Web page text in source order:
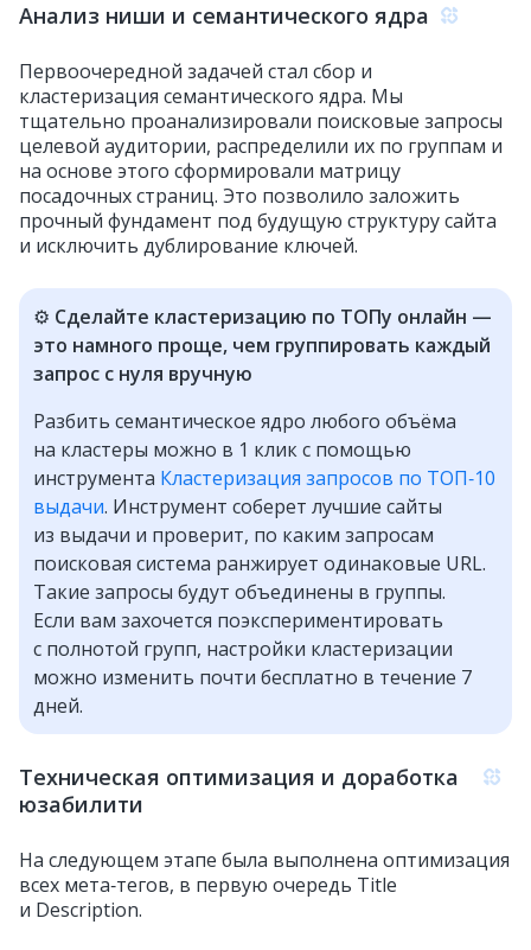
Анализ ниши и семантического ядра
Первоочередной задачей стал сбор и
кластеризация семантического ядра. Мы
тщательно проанализировали поисковые запросы
целевой аудитории, распределили их по группам и
на основе этого сформировали матрицу
посадочных страниц. Это позволило заложить
прочный фундамент под будущую структуру сайта
и исключить дублирование ключей.
⚙️ Сделайте кластеризацию по ТОПу онлайн —
это намного проще, чем группировать каждый
запрос с нуля вручную
Разбить семантическое ядро любого объёма
на кластеры можно в 1 клик с помощью
инструмента Кластеризация запросов по ТОП‑10
выдачи. Инструмент соберет лучшие сайты
из выдачи и проверит, по каким запросам
поисковая система ранжирует одинаковые URL.
Такие запросы будут объединены в группы.
Если вам захочется поэкспериментировать
с полнотой групп, настройки кластеризации
можно изменить почти бесплатно в течение 7
дней.
Техническая оптимизация и доработка
юзабилити
На следующем этапе была выполнена оптимизация
всех мета‑тегов, в первую очередь Title
и Description.